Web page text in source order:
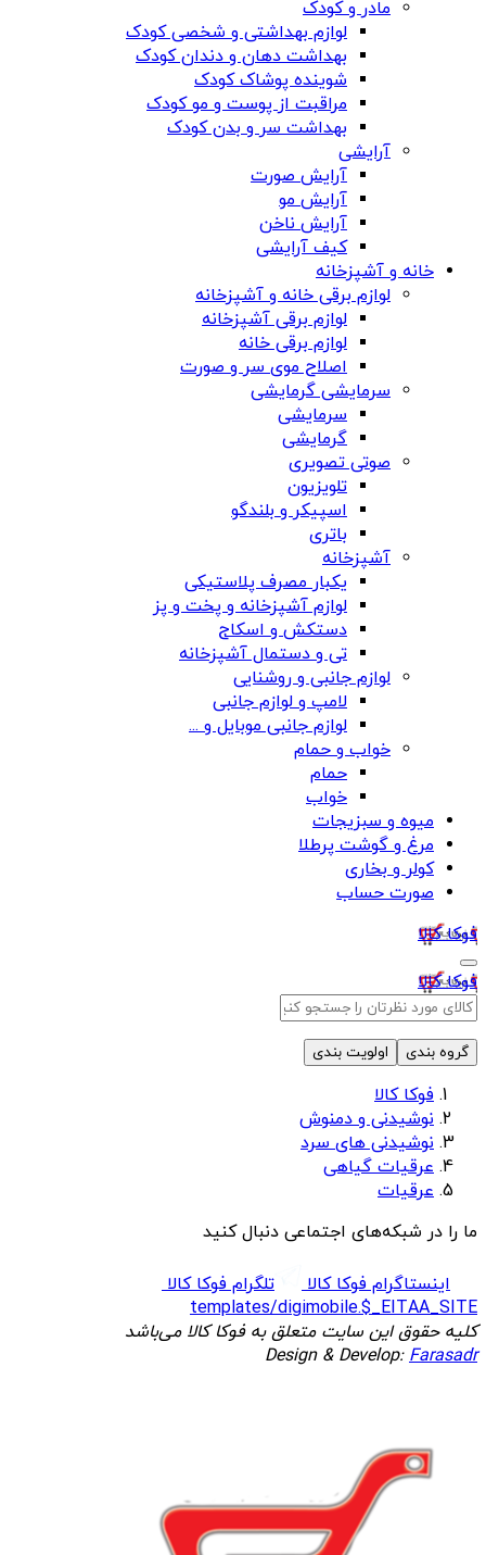
مادر و کودک
لوازم بهداشتی و شخصی کودک
بهداشت دهان و دندان کودک
شوینده پوشاک کودک
مراقبت از پوست و مو کودک
بهداشت سر و بدن کودک
آرایشی
آرایش صورت
آرایش مو
آرایش ناخن
کیف آرایشی
خانه و آشپزخانه
لوازم برقی خانه و آشپزخانه
لوازم برقی آشپزخانه
لوازم برقی خانه
اصلاح موی سر و صورت
سرمایشی گرمایشی
سرمایشی
گرمایشی
صوتی تصویری
تلویزیون
اسپیکر و بلندگو
باتری
آشپزخانه
یکبار مصرف پلاستیکی
لوازم آشپزخانه و پخت و پز
دستکش و اسکاج
تی و دستمال آشپزخانه
لوازم جانبی و روشنایی
لامپ و لوازم جانبی
لوازم جانبی موبایل و ...
خواب و حمام
حمام
خواب
میوه و سبزیجات
مرغ و گوشت پرطلا
کولر و بخاری
صورت حساب
فوکا کالا
فوکا کالا
گروه بندی اولویت بندی
فوکا کالا
نوشیدنی و دمنوش
نوشیدنی های سرد
عرقیات گیاهی
عرقیات
ما را در شبکه‌های اجتماعی دنبال کنید
اینستاگرام فوکا کالا
تلگرام فوکا کالا
templates/digimobile.$_EITAA_SITE
کلیه حقوق این سایت متعلق به فوکا کالا می‌باشد
Design & Develop:Farasadr